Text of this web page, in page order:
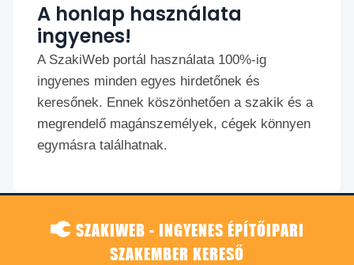
A honlap használata
ingyenes!
A SzakiWeb portál használata 100%-ig
ingyenes minden egyes hirdetőnek és
keresőnek. Ennek köszönhetően a szakik és a
megrendelő magánszemélyek, cégek könnyen
egymásra találhatnak.
SZAKIWEB - INGYENES ÉPÍTŐIPARI
SZAKEMBER KERESŐ